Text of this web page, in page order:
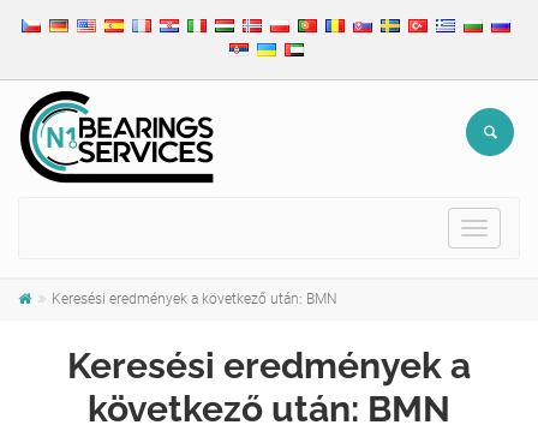
Toggle
Keresési eredmények a következő után: BMN
Keresési eredmények a
következő után: BMN